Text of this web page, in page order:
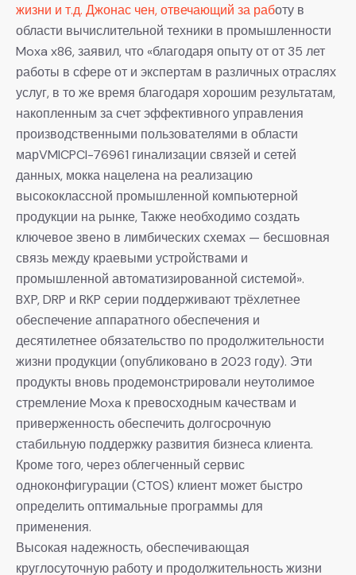
жизни и т.д. Джонас чен, отвечающий за работу в
области вычислительной техники в промышленности
Moxa x86, заявил, что «благодаря опыту от от 35 лет
работы в сфере от и экспертам в различных отраслях
услуг, в то же время благодаря хорошим результатам,
накопленным за счет эффективного управления
производственными пользователями в области
марVMICPCI-76961 гинализации связей и сетей
данных, мокка нацелена на реализацию
высококлассной промышленной компьютерной
продукции на рынке, Также необходимо создать
ключевое звено в лимбических схемах — бесшовная
связь между краевыми устройствами и
промышленной автоматизированной системой».
BXP, DRP и RKP серии поддерживают трёхлетнее
обеспечение аппаратного обеспечения и
десятилетнее обязательство по продолжительности
жизни продукции (опубликовано в 2023 году). Эти
продукты вновь продемонстрировали неутолимое
стремление Moxa к превосходным качествам и
приверженность обеспечить долгосрочную
стабильную поддержку развития бизнеса клиента.
Кроме того, через облегченный сервис
одноконфигурации (CTOS) клиент может быстро
определить оптимальные программы для
применения.
Высокая надежность, обеспечивающая
круглосуточную работу и продолжительность жизни